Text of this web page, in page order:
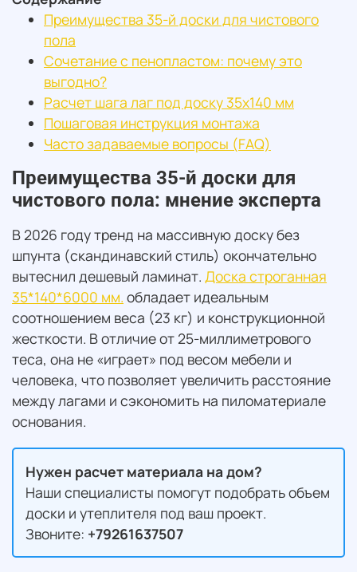
Преимущества 35-й доски для чистового
пола
Сочетание с пенопластом: почему это
выгодно?
Расчет шага лаг под доску 35х140 мм
Пошаговая инструкция монтажа
Часто задаваемые вопросы (FAQ)
Преимущества 35-й доски для
чистового пола: мнение эксперта
В 2026 году тренд на массивную доску без
шпунта (скандинавский стиль) окончательно
вытеснил дешевый ламинат. Доска строганная
35*140*6000 мм. обладает идеальным
соотношением веса (23 кг) и конструкционной
жесткости. В отличие от 25-миллиметрового
теса, она не «играет» под весом мебели и
человека, что позволяет увеличить расстояние
между лагами и сэкономить на пиломатериале
основания.
Нужен расчет материала на дом?
Наши специалисты помогут подобрать объем
доски и утеплителя под ваш проект.
Звоните: +79261637507